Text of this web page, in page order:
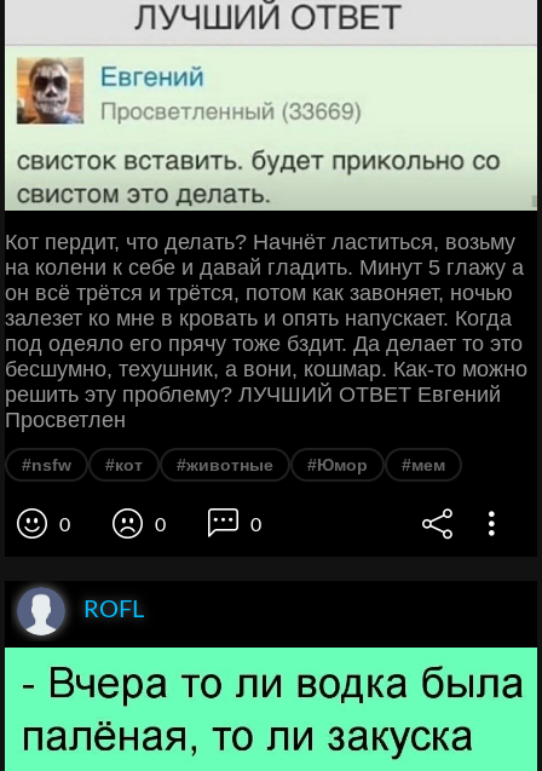
Кот пердит, что делать? Начнёт ластиться, возьму
на колени к себе и давай гладить. Минут 5 глажу а
он всё трётся и трётся, потом как завоняет, ночью
залезет ко мне в кровать и опять напускает. Когда
под одеяло его прячу тоже бздит. Да делает то это
бесшумно, техушник, а вони, кошмар. Как-то можно
решить эту проблему? ЛУЧШИЙ ОТВЕТ Евгений
Просветлен
#nsfw #кот #животные #Юмор #мем
0 0 0
ROFL